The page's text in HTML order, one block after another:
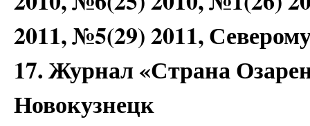
2011, №5(29) 2011,
17. Журнал «Страна
Новокузнецк